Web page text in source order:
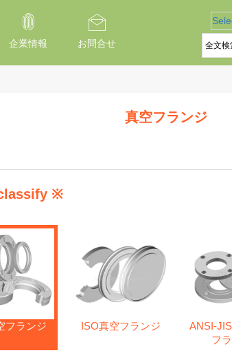
企業情報 お問合せ
真空フランジ
※
フランジ ISO真空フランジ
ANSI-
フ